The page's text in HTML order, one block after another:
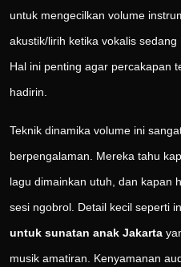
untuk mengecilkan volume
akustik/lirih ketika vokalis
Hal ini penting agar percakapan
hadirin.
Teknik dinamika volume ini
berpengalaman. Mereka tahu
lagu dimainkan utuh, dan kapan
sesi ngobrol. Detail kecil seperti
untuk sunatan anak Jakarta
musik amatiran. Kenyamanan